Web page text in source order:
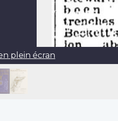
plein écran